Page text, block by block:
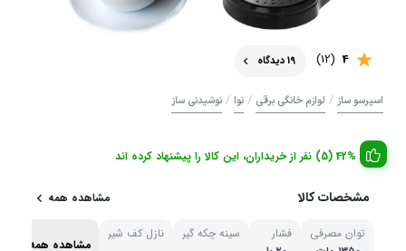
4
(12) 19 دیدگاه
اسپرسو ساز / لوازم خانگی برقی / نوا / نوشیدنی ساز
42% (5) نفر از خریداران، این کالا را پیشنهاد کرده اند
مشخصات کالا مشاهده همه
توان مصرفی
فشار
سینه چکه گیر نازل کف شیر
مشاهده همه